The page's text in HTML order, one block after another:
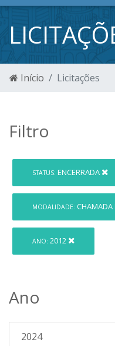
Início Licitações
Filtro
STATUS: ENCERRADA
MODALIDADE: CHAMADA
ANO: 2012
Ano
2024